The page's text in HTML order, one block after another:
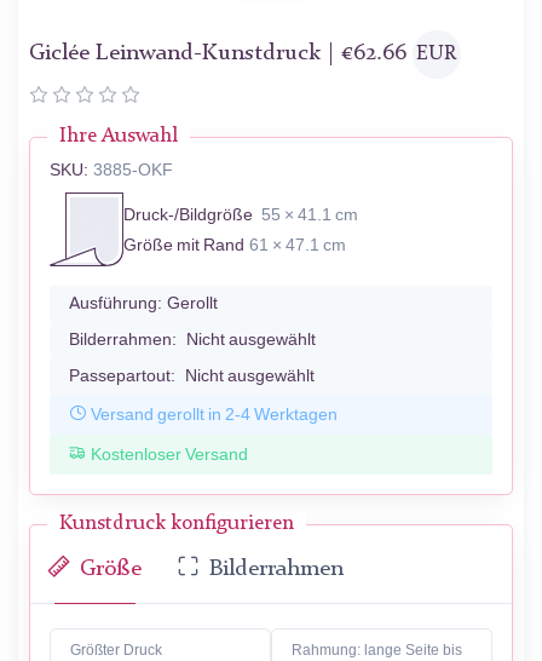
Giclée Leinwand-Kunstdruck | €62.66 EUR
Ihre Auswahl
SKU: 3885-OKF
Druck-/Bildgröße 55 × 41.1 cm
Größe mit Rand 61 × 47.1 cm
Ausführung: Gerollt
Bilderrahmen: Nicht ausgewählt
Passepartout: Nicht ausgewählt
Versand gerollt in 2-4 Werktagen
Kostenloser Versand
Kunstdruck konfigurieren
Größe Bilderrahmen
Größter Druck
Rahmung: lange Seite bis